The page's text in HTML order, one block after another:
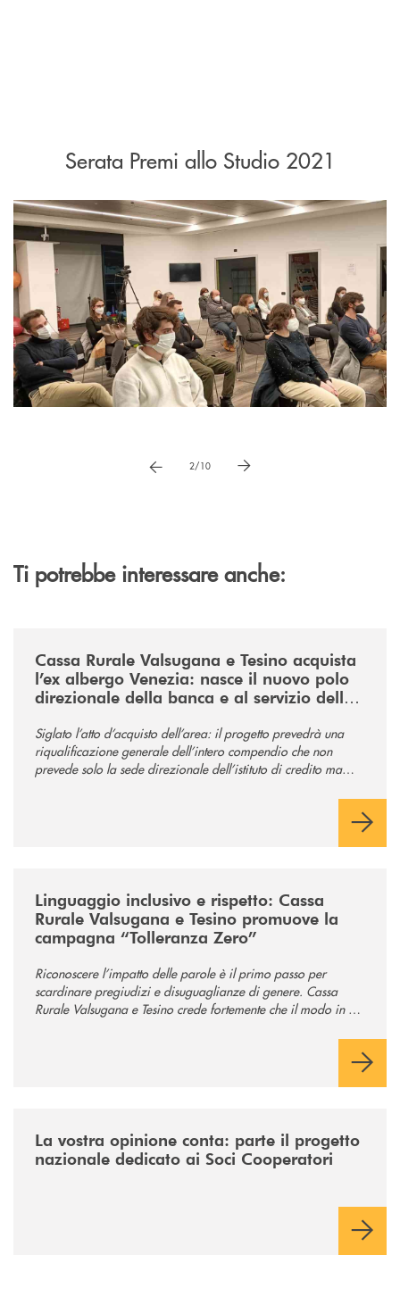
Serata Premi allo Studio 2021
vai a immagne precedente
2/10 vai a immagine successiva
Ti potrebbe interessare anche:
Cassa Rurale Valsugana e Tesino acquista
l’ex albergo Venezia: nasce il nuovo polo
direzionale della banca e al servizio della
Siglato l’atto d’acquisto dell’area: il progetto prevedrà una
riqualificazione generale dell’intero compendio che non
prevede solo la sede direzionale dell’istituto di credito ma
Linguaggio inclusivo e rispetto: Cassa
Rurale Valsugana e Tesino promuove la
campagna “Tolleranza Zero”
Riconoscere l’impatto delle parole è il primo passo per
scardinare pregiudizi e disuguaglianze di genere. Cassa
Rurale Valsugana e Tesino crede fortemente che il modo in cui
La vostra opinione conta: parte il progetto
nazionale dedicato ai Soci Cooperatori